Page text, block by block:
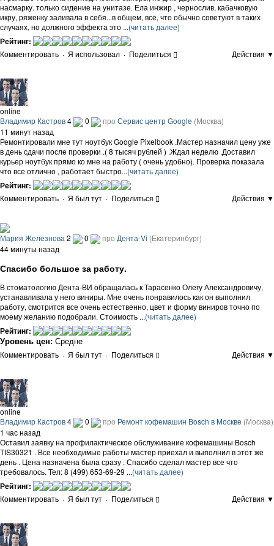
насмарку. только сидение на унитазе. Ела инжир , чернослив, кабачковую
икру, ряженку заливала в себя...в общем, всё, что обычно советуют в таких
случаях, но должного эффекта это ...(читать далее)
Рейтинг:
Комментировать · Я использовал · Поделиться Действия ▼
online
Владимир Кастров4 0 про Сервис центр Google (Москва)
11 минут назад
Ремонтировали мне тут ноутбук Google Pixelbook .Мастер назначил цену уже
в день сдачи после проверки .( 8 тысяч рублей ) .Ждал неделю .Доставил
курьер ноутбук прямо ко мне на работу ( очень удобно). Проверка показала
что все отлично , работает быстро...(читать далее)
Рейтинг:
Комментировать · Я был тут · Поделиться Действия ▼
Мария Железнова 2 0 про Дента-Vi (Екатеринбург)
44 минуты назад
Спасибо большое за работу.
В стоматологию Дента-ВИ обращалась к Тарасенко Олегу Александровичу,
устанавливала у него виниры. Мне очень понравилось как он выполнил
работу, смотрится все очень естественно, цвет и форму виниров точно по
моему желанию подобрали. Стоимость ...(читать далее)
Рейтинг:
Уровень цен: Средне
Комментировать · Я был тут · Поделиться Действия ▼
online
Владимир Кастров4 0 про Ремонт кофемашин Bosch в Москве (Москва)
1 час назад
Оставил заявку на профилактическое обслуживание кофемашины Bosch
TIS30321 . Все необходимые работы мастер приехал и выполнил в этот же
день . Цена назначена была сразу . Спасибо сделал мастер все что
требовалось. Тел: 8 (499) 653-69-29 ...(читать далее)
Рейтинг:
Комментировать · Я был тут · Поделиться Действия ▼